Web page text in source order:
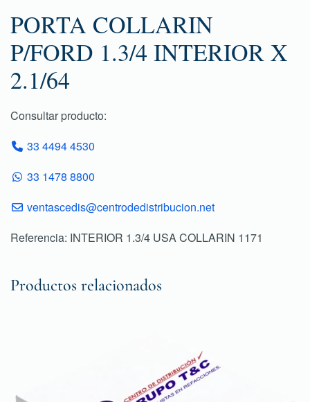
PORTA COLLARIN
P/FORD 1.3/4 INTERIOR X
2.1/64
Consultar producto:
33 4494 4530
33 1478 8800
ventascedis@centrodedistribucion.net
Referencia: INTERIOR 1.3/4 USA COLLARIN 1171
Productos relacionados